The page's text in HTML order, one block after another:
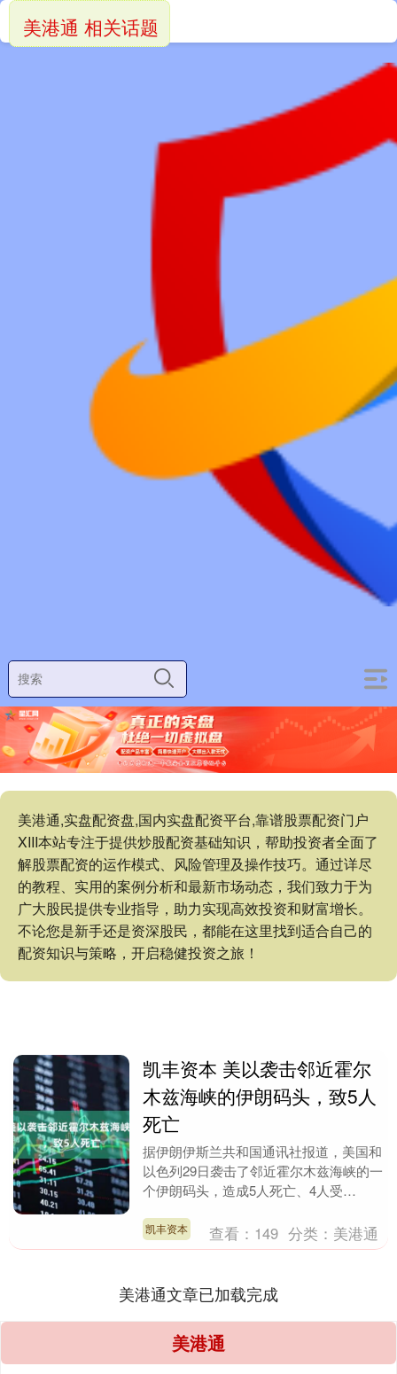
美港通,实盘配资盘,国内实盘配资平台,靠谱股票配资门户
XIII‌本站专注于提供炒股配资基础知识，帮助投资者全面了
解股票配资的运作模式、风险管理及操作技巧。通过详尽
的教程、实用的案例分析和最新市场动态，我们致力于为
广大股民提供专业指导，助力实现高效投资和财富增长。
不论您是新手还是资深股民，都能在这里找到适合自己的
配资知识与策略，开启稳健投资之旅！
美港通 相关话题
凯丰资本 美以袭击邻近霍尔
木兹海峡的伊朗码头，致5人
死亡
据伊朗伊斯兰共和国通讯社报道，美国和
以色列29日袭击了邻近霍尔木兹海峡的一
个伊朗码头，造成5人死亡、4人受
凯丰资本 查看： 149 分类： 美港通
美港通文章已加载完成
美港通